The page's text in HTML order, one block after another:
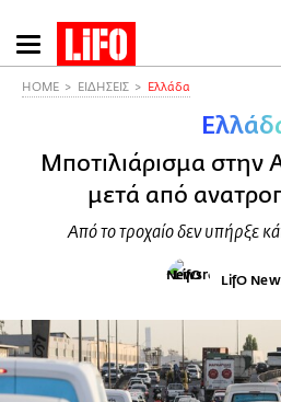
Παράκαμψη
προς
HOME ΕΙΔΗΣΕΙΣ Ελλάδα
Μποτιλιάρισμα στην
μετά από
Από το τροχαίο δεν υπήρξε
LifO